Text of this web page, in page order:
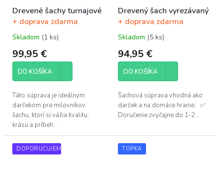
Drevené šachy turnajové
+ doprava zdarma
Priemerné
produktu
5,0
5
hviezdičiek.
Skladom (1 ks)
99,95 €
DO KOŠÍKA
Táto súprava je ideálnym
darčekom pre milovníkov
šachu, ktorí si vážia kvalitu,
krásu a príbeh...
Drevený šach vyrezávaný
+ doprava zdarma
Priemerné
produktu
4,9
5
hviezdičiek.
Skladom (5 ks)
94,95 €
DO KOŠÍKA
Šachová súprava vhodná ako
darček a na domáce hranie. ✅
Doručenie zvyčajne do 1-2...
DOPORUČUJEME TOPKA